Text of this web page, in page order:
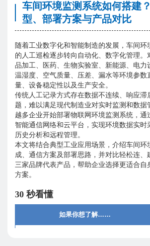
车间环境监测系统如何搭建
型、部署方案与产品对比
随着工业数字化和智能制造的发展，车间环
的人工巡检逐步转向自动化、数字化管理。
品加工、医药、生物实验室、新能源、电力
温湿度、空气质量、压差、漏水等环境参数
量、设备稳定性以及生产安全。
传统人工记录方式存在数据不连续、响应滞
题，难以满足现代制造业对实时监测和数据
越多企业开始部署物联网环境监测系统，通
智能通信网络和云平台，实现环境数据实时
历史分析和远程管理。
本文将结合典型工业应用场景，介绍车间环
成、通信方案及部署思路，并对比轻松连、
三家品牌代表产品，帮助企业选择更适合自
方案。
30 秒看懂
如果你想了解……